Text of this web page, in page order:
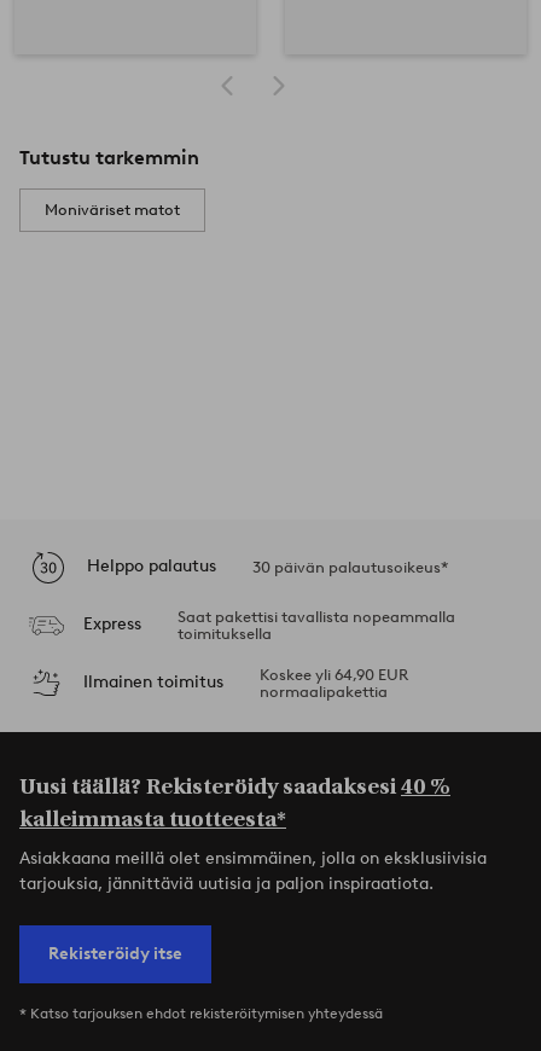
Tutustu tarkemmin
Moniväriset matot
Helppo palautus 30 päivän palautusoikeus*
Express
Saat pakettisi tavallista nopeammalla
toimituksella
Ilmainen toimitus
Koskee yli 64,90 EUR
normaalipakettia
Uusi täällä? Rekisteröidy saadaksesi40 %
kalleimmasta tuotteesta*
Asiakkaana meillä olet ensimmäinen, jolla on eksklusiivisia
tarjouksia, jännittäviä uutisia ja paljon inspiraatiota.
Rekisteröidy itse
* Katso tarjouksen ehdot rekisteröitymisen yhteydessä